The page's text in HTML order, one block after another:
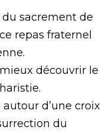
sacrement de
repas fraternel
découvrir le
d’une croix
du